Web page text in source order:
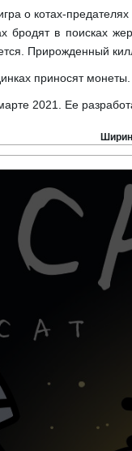
о котах-
бродят в поисках
Прирожденный
приносят
2021. Ее